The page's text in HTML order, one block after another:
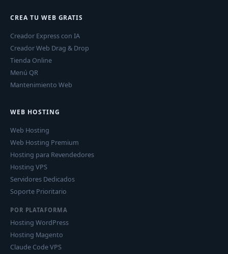
CREA TU WEB GRATIS
Creador Express con IA
Creador Web Drag & Drop
Tienda Online
Menú QR
Mantenimiento Web
WEB HOSTING
Web Hosting
Web Hosting Premium
Hosting para Revendedores
Hosting VPS
Servidores Dedicados
Soporte Prioritario
POR PLATAFORMA
Hosting WordPress
Hosting Magento
Claude Code VPS